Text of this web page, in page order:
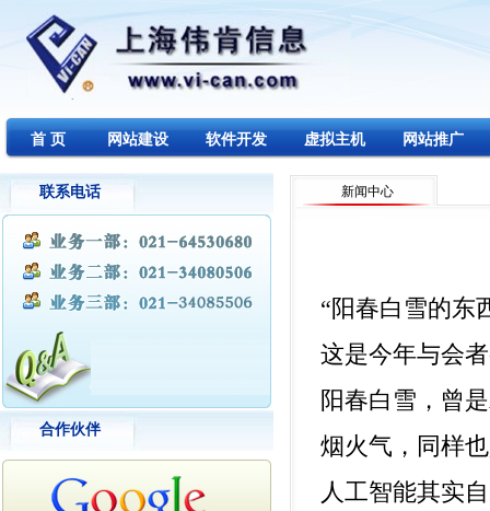
首 页 网站建设 软件开发 虚拟主机 网站推广
联系电话
合作伙伴
新闻中心
“阳春白雪的东
这是今年与会
阳春白雪，曾
烟火气，同样
人工智能其实